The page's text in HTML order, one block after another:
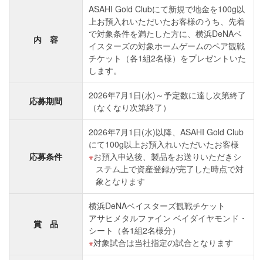
内 容
ASAHI Gold Clubにて新規で地金を100g以
上お預入れいただいたお客様のうち、先着
で対象条件を満たした方に、横浜DeNAベ
イスターズの対象ホームゲームのペア観戦
チケット（各1組2名様）をプレゼントいた
します。
応募期間
2026年7月1日(水)～予定数に達し次第終了
（なくなり次第終了）
応募条件
2026年7月1日(水)以降、ASAHI Gold Club
にて100g以上お預入れいただいたお客様
お預入申込後、製品をお送りいただきシ
ステム上で資産登録が完了した時点で対
象となります
賞 品
横浜DeNAベイスターズ観戦チケット
アサヒメタルファイン ベイダイヤモンド・
シート（各1組2名様分）
対象試合は当社指定の試合となります